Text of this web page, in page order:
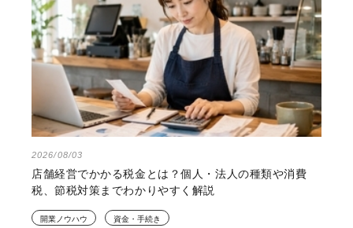
2026/08/03
店舗経営でかかる税金とは？個人・法人の種類や消費
税、節税対策までわかりやすく解説
開業ノウハウ 資金・手続き